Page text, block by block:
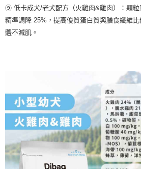
⑨ 低卡成犬/老犬配方（火雞肉&雞肉）：顆
精準調降 25%，提高優質蛋白質與膳食纖維
體不減肌。